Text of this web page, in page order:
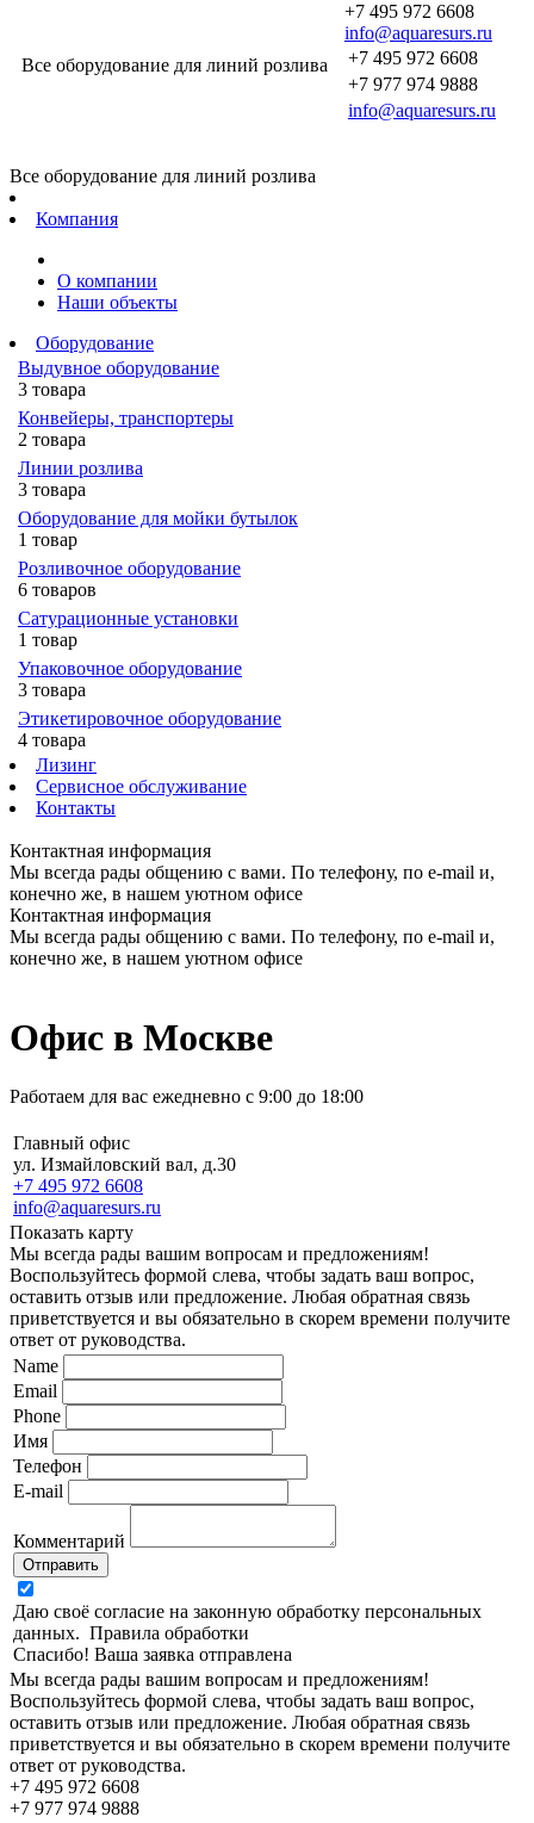
Все оборудование для линий розлива
+7 495 972 6608
info@aquaresurs.ru
+7 495 972 6608
+7 977 974 9888
info@aquaresurs.ru
Все оборудование для линий розлива
Компания
О компании
Наши объекты
Оборудование
Выдувное оборудование
3 товара
Конвейеры, транспортеры
2 товара
Линии розлива
3 товара
Оборудование для мойки бутылок
1 товар
Розливочное оборудование
6 товаров
Сатурационные установки
1 товар
Упаковочное оборудование
3 товара
Этикетировочное оборудование
4 товара
Лизинг
Сервисное обслуживание
Контакты
Контактная информация
Мы всегда рады общению с вами. По телефону, по e-mail и,
конечно же, в нашем уютном офисе
Контактная информация
Мы всегда рады общению с вами. По телефону, по e-mail и,
конечно же, в нашем уютном офисе
Офис в Москве
Работаем для вас ежедневно с 9:00 до 18:00
Главный офис
ул. Измайловский вал, д.30
+7 495 972 6608
info@aquaresurs.ru
Показать карту
Мы всегда рады вашим вопросам и предложениям!
Воспользуйтесь формой слева, чтобы задать ваш вопрос,
оставить отзыв или предложение. Любая обратная связь
приветствуется и вы обязательно в скорем времени получите
ответ от руководства.
Name
Email
Phone
Имя
Телефон
E-mail
Комментарий
Отправить
Даю своё согласие на законную обработку персональных
данных. Правила обработки
Спасибо! Ваша заявка отправлена
Мы всегда рады вашим вопросам и предложениям!
Воспользуйтесь формой слева, чтобы задать ваш вопрос,
оставить отзыв или предложение. Любая обратная связь
приветствуется и вы обязательно в скорем времени получите
ответ от руководства.
+7 495 972 6608
+7 977 974 9888